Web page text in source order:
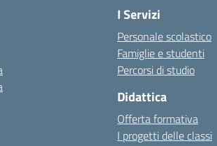
I Servizi
Personale scolastico
Famiglie e studenti
Percorsi di studio
Didattica
Offerta formativa
I progetti delle classi